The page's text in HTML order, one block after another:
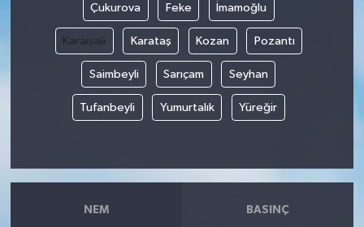
Çukurova Feke İmamoğlu
Karaisalı Karataş Kozan Pozantı
Saimbeyli Sarıçam Seyhan
Tufanbeyli Yumurtalık Yüreğir
NEM BASINÇ